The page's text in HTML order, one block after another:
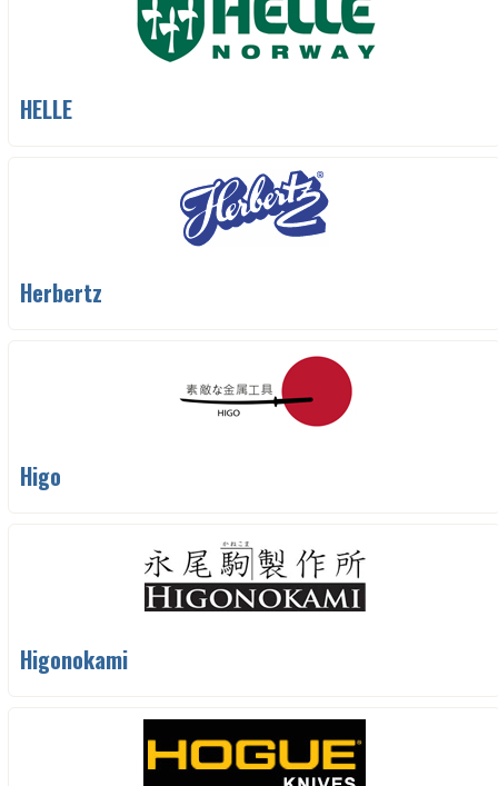
HELLE
Herbertz
Higo
Higonokami